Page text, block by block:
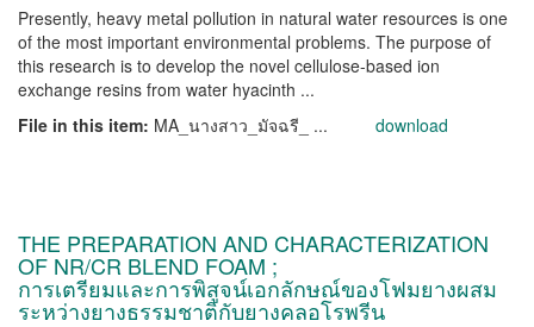
Presently, heavy metal pollution in natural water resources is one
of the most important environmental problems. The purpose of
this research is to develop the novel cellulose-based ion
exchange resins from water hyacinth ...
File in this item: MA_นางสาว_มัจฉรี_ ... download
THE PREPARATION AND CHARACTERIZATION
OF NR/CR BLEND FOAM ;
การเตรียมและการพิสูจน์เอกลักษณ์ของโฟมยางผสม
ระหว่างยางธรรมชาติกับยางคลอโรพรีน